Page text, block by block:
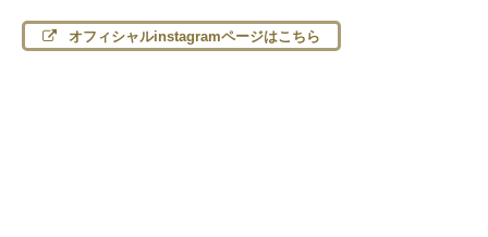
オフィシャルinstagramページはこちら